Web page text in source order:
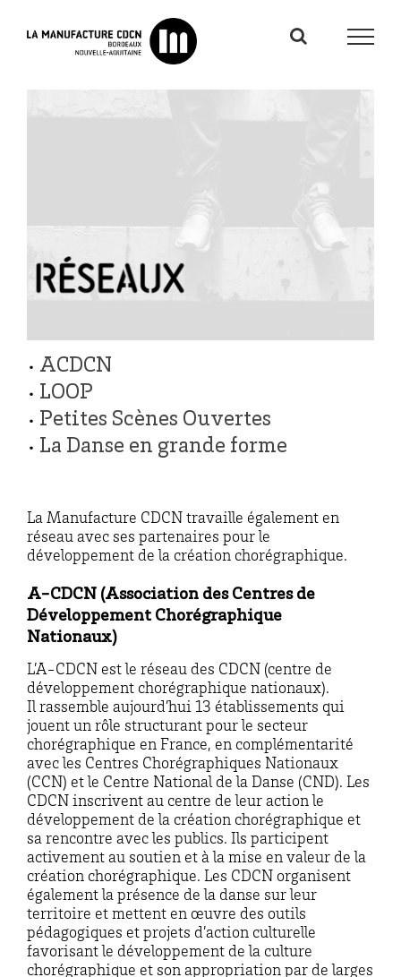
• ACDCN
• LOOP
• Petites Scènes Ouvertes
• La Danse en grande forme
La Manufacture CDCN travaille également en
réseau avec ses partenaires pour le
développement de la création chorégraphique.
A-CDCN (Association des Centres de
Développement Chorégraphique
Nationaux)
L’A-CDCN est le réseau des CDCN (centre de
développement chorégraphique nationaux).
Il rassemble aujourd’hui 13 établissements qui
jouent un rôle structurant pour le secteur
chorégraphique en France, en complémentarité
avec les Centres Chorégraphiques Nationaux
(CCN) et le Centre National de la Danse (CND). Les
CDCN inscrivent au centre de leur action le
développement de la création chorégraphique et
sa rencontre avec les publics. Ils participent
activement au soutien et à la mise en valeur de la
création chorégraphique. Les CDCN organisent
également la présence de la danse sur leur
territoire et mettent en œuvre des outils
pédagogiques et projets d’action culturelle
favorisant le développement de la culture
chorégraphique et son appropriation par de larges